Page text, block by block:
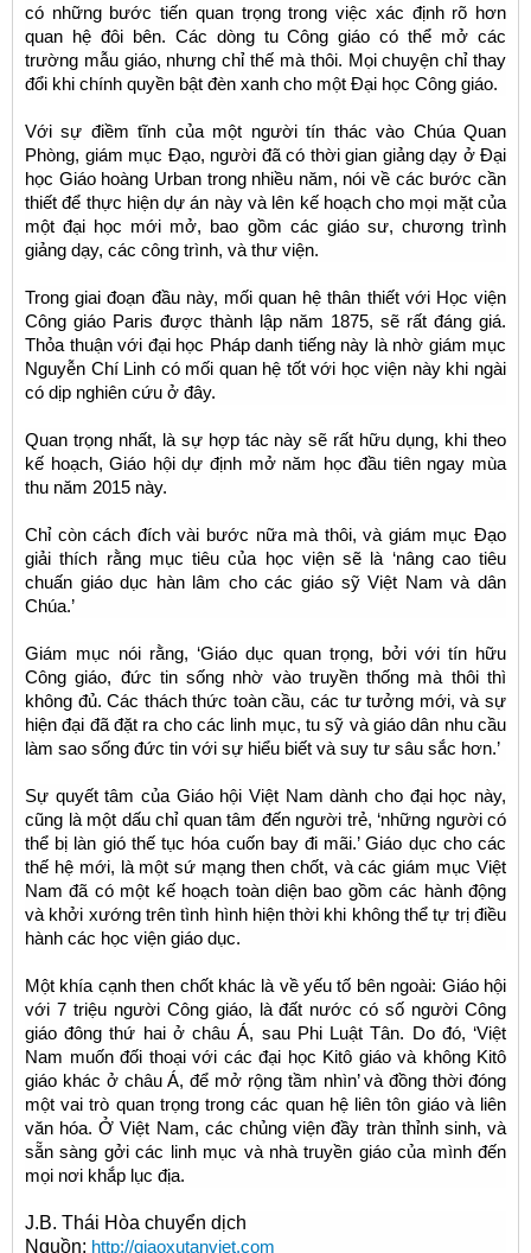
có những bước tiến quan trọng trong việc xác định rõ hơn
quan hệ đôi bên. Các dòng tu Công giáo có thể mở các
trường mẫu giáo, nhưng chỉ thế mà thôi. Mọi chuyện chỉ thay
đổi khi chính quyền bật đèn xanh cho một Đại học Công giáo.
Với sự điềm tĩnh của một người tín thác vào Chúa Quan
Phòng, giám mục Đạo, người đã có thời gian giảng dạy ở Đại
học Giáo hoàng Urban trong nhiều năm, nói về các bước cần
thiết để thực hiện dự án này và lên kế hoạch cho mọi mặt của
một đại học mới mở, bao gồm các giáo sư, chương trình
giảng dạy, các công trình, và thư viện.
Trong giai đoạn đầu này, mối quan hệ thân thiết với Học viện
Công giáo Paris được thành lập năm 1875, sẽ rất đáng giá.
Thỏa thuận với đại học Pháp danh tiếng này là nhờ giám mục
Nguyễn Chí Linh có mối quan hệ tốt với học viện này khi ngài
có dịp nghiên cứu ở đây.
Quan trọng nhất, là sự hợp tác này sẽ rất hữu dụng, khi theo
kế hoạch, Giáo hội dự định mở năm học đầu tiên ngay mùa
thu năm 2015 này.
Chỉ còn cách đích vài bước nữa mà thôi, và giám mục Đạo
giải thích rằng mục tiêu của học viện sẽ là ‘nâng cao tiêu
chuấn giáo dục hàn lâm cho các giáo sỹ Việt Nam và dân
Chúa.’
Giám mục nói rằng, ‘Giáo dục quan trọng, bởi với tín hữu
Công giáo, đức tin sống nhờ vào truyền thống mà thôi thì
không đủ. Các thách thức toàn cầu, các tư tưởng mới, và sự
hiện đại đã đặt ra cho các linh mục, tu sỹ và giáo dân nhu cầu
làm sao sống đức tin với sự hiểu biết và suy tư sâu sắc hơn.’
Sự quyết tâm của Giáo hội Việt Nam dành cho đại học này,
cũng là một dấu chỉ quan tâm đến người trẻ, ‘những người có
thể bị làn gió thế tục hóa cuốn bay đi mãi.’ Giáo dục cho các
thế hệ mới, là một sứ mạng then chốt, và các giám mục Việt
Nam đã có một kế hoạch toàn diện bao gồm các hành động
và khởi xướng trên tình hình hiện thời khi không thể tự trị điều
hành các học viện giáo dục.
Một khía cạnh then chốt khác là về yếu tố bên ngoài: Giáo hội
với 7 triệu người Công giáo, là đất nước có số người Công
giáo đông thứ hai ở châu Á, sau Phi Luật Tân. Do đó, ‘Việt
Nam muốn đối thoại với các đại học Kitô giáo và không Kitô
giáo khác ở châu Á, để mở rộng tầm nhìn’ và đồng thời đóng
một vai trò quan trọng trong các quan hệ liên tôn giáo và liên
văn hóa. Ở Việt Nam, các chủng viện đầy tràn thỉnh sinh, và
sẵn sàng gởi các linh mục và nhà truyền giáo của mình đến
mọi nơi khắp lục địa.
J.B. Thái Hòa chuyển dịch
Nguồn: http://giaoxutanviet.com